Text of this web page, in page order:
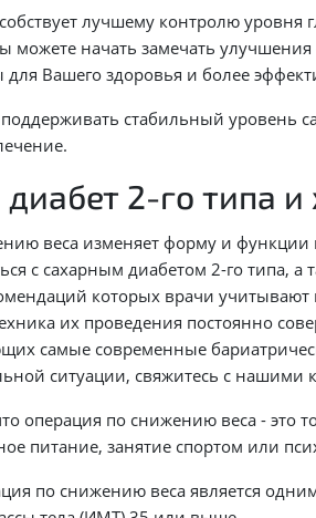
лучшему контролю уровня
можете начать замечать
Вашего здоровья и более
стабильный уровень
2-го типа и
веса изменяет форму и
с сахарным диабетом 2-го типа,
которых врачи
их проведения постоянно
самые современные
ситуации, свяжитесь с нашими
операция по снижению веса - это
питание, занятие спортом или
по снижению веса является